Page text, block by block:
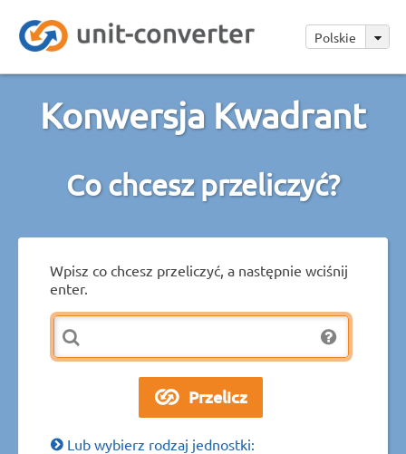
Polskie
Konwersja Kwadrant
Co chcesz przeliczyć?
Wpisz co chcesz przeliczyć, a następnie wciśnij
enter.
Lub wybierz rodzaj jednostki: